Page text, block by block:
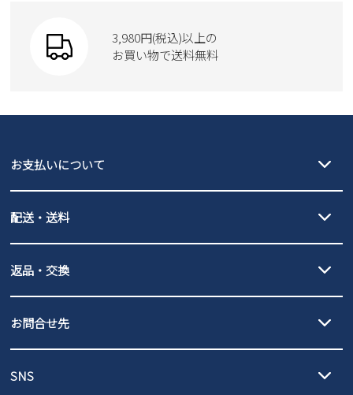
moz
Parade
GAP
new balance
瞬足
3,980円(税込)以上の
お買い物で送料無料
お支払いについて
PayPay（オンライン決済）、代金引換のご利用が可能です。
配送・送料
北海道・本州・四国・九州…550円
3,980円（税込）以上お買い上げで送料無料
発送日・送料詳細については
ご利用ください。
全国一律…220円（税込）
発送日・送料詳細についてはご利用ガイドを
ご利用ください。
返品・交換
の片道無料サービスを実施中！
ントとしても安心してご利用いただけるよう、サイズ交換の受付期
お問合せ先
営業時間：11時～17時
SNS